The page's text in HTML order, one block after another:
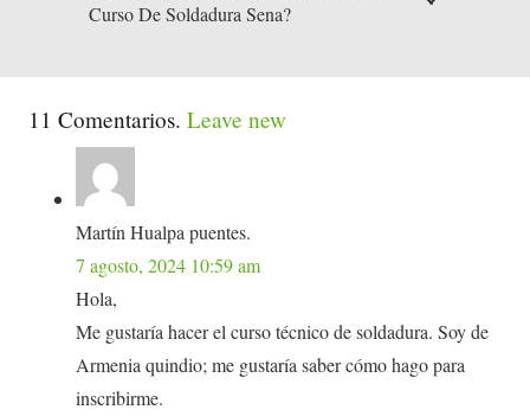
Curso De Soldadura Sena?
11 Comentarios. Leave new
Martín Hualpa puentes.
7 agosto, 2024 10:59 am
Hola,
Me gustaría hacer el curso técnico de soldadura. Soy de
Armenia quindio; me gustaría saber cómo hago para
inscribirme.